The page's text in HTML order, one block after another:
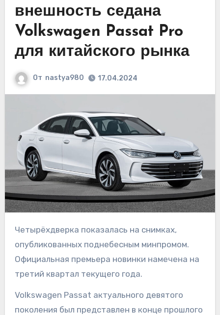
внешность седана
Volkswagen Passat Pro
для китайского рынка
От nastya980 17.04.2024
Четырёхдверка показалась на снимках,
опубликованных поднебесным минпромом.
Официальная премьера новинки намечена на
третий квартал текущего года.
Volkswagen Passat актуального девятого
поколения был представлен в конце прошлого